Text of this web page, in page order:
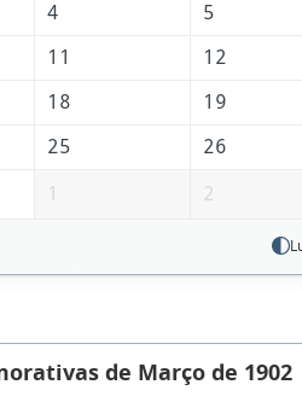
4 5
11 12
18 19
25 26
1 2
de Março de 1902